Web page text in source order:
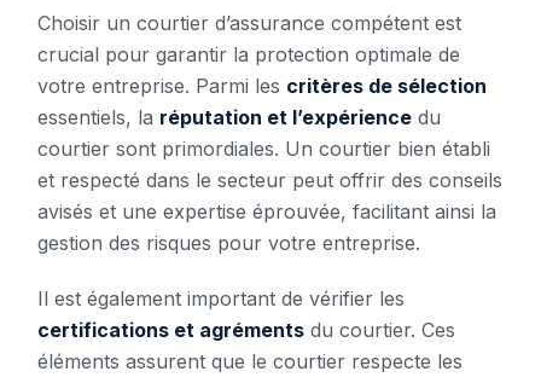
Choisir un courtier d’assurance compétent est
crucial pour garantir la protection optimale de
votre entreprise. Parmi les critères de sélection
essentiels, la réputation et l’expérience du
courtier sont primordiales. Un courtier bien établi
et respecté dans le secteur peut offrir des conseils
avisés et une expertise éprouvée, facilitant ainsi la
gestion des risques pour votre entreprise.
Il est également important de vérifier les
certifications et agréments du courtier. Ces
éléments assurent que le courtier respecte les